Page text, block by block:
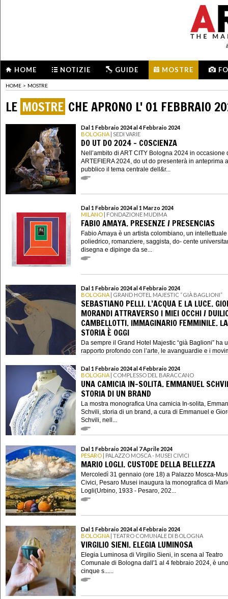
HOME NOTIZIE GUIDE MOSTRE
HOME > MOSTRE
LE MOSTRE CHE APRONO L' 01 FEBBRAIO
Dal 1 Febbraio 2024 al 4 Febbraio 2024
BOLOGNA | SEDI VARIE
DO UT DO 2024 - COSCIENZA
Nell’ambito di ART CITY Bologna 2024 in occasione
ARTEFIERA 2024, do ut do presenterà in anteprima
pubblico il tema centrale dell&r...
Dal 1 Febbraio 2024 al 1 Marzo 2024
MILANO | FONDAZIONE MUDIMA
FABIO AMAYA. PRESENZE / PRESENCIAS
Fabio Amaya è un artista colombiano, un intellettuale
poliedrico, romanziere, saggista, do- cente
disegna e dipinge da se...
Dal 1 Febbraio 2024 al 4 Febbraio 2024
BOLOGNA | GRAND HOTEL MAJESTIC “GIÀ BAGLIONI”
SEBASTIANO PELLI. L’ACQUA E LA LUCE.
MORANDI ATTRAVERSO I MIEI OCCHI /
CAMBELLOTTI. IMMAGINARIO FEMMINILE. LA
STORIA È OGGI
Da sempre il Grand Hotel Majestic “già Baglioni” ha
rapporto profondo con l’arte, le avanguardie e i
Dal 1 Febbraio 2024 al 4 Febbraio 2024
BOLOGNA | COMPLESSO DEL BARACCANO
UNA CAMICIA IN-SOLITA. EMMANUEL
STORIA DI UN BRAND
La mostra monografica Una camicia In-solita,
Schvili, storia di un brand, a cura di Emmanuel e
Schvili, nell...
Dal 1 Febbraio 2024 al 7 Aprile 2024
PESARO | PALAZZO MOSCA - MUSEI CIVICI
MARIO LOGLI. CUSTODE DELLA BELLEZZA
Mercoledì 31 gennaio (ore 18) a Palazzo Mosca-
Civici, Pesaro Musei inaugura la monografica di
Logli(Urbino, 1933 - Pesaro, 202...
Dal 1 Febbraio 2024 al 4 Febbraio 2024
BOLOGNA | TEATRO COMUNALE DI BOLOGNA
VIRGILIO SIENI. ELEGIA LUMINOSA
Elegia Luminosa di Virgilio Sieni, in scena al Teatro
Comunale di Bologna dall'1 al 4 febbraio 2024, è
cinque s......